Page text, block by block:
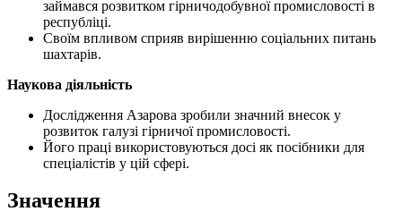
займався розвитком гірничодобувної промисловості в
республіці.
Своїм впливом сприяв вирішенню соціальних питань
шахтарів.
Наукова діяльність
Дослідження Азарова зробили значний внесок у
розвиток галузі гірничої промисловості.
Його праці використовуються досі як посібники для
спеціалістів у цій сфері.
Значення